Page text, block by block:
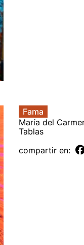
Fama
María del
Tablas
compartir en: